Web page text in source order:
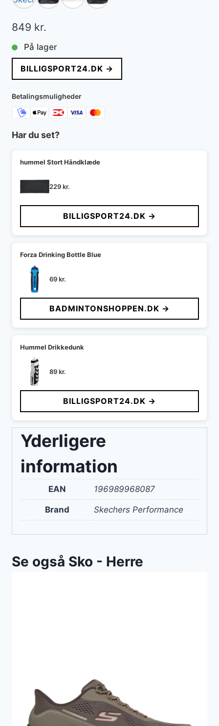
849 kr.
På lager
BILLIGSPORT24.DK →
Betalingsmuligheder
Har du set?
hummel Stort Håndklæde
229kr.
BILLIGSPORT24.DK →
Forza Drinking Bottle Blue
69kr.
BADMINTONSHOPPEN.DK →
Hummel Drikkedunk
89kr.
BILLIGSPORT24.DK →
Yderligere
information
EAN 196989968087
Brand Skechers Performance
Se også Sko - Herre